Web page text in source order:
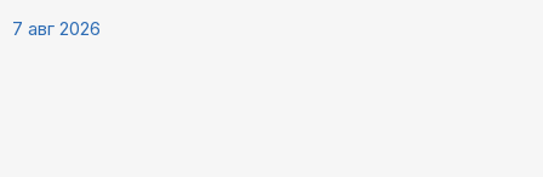
7 авг 2026